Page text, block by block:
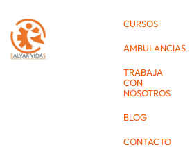
CURSOS
AMBULANCIAS
TRABAJA
CON
NOSOTROS
BLOG
CONTACTO